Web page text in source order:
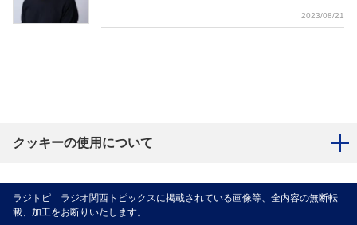
2023/08/21
クッキーの使用について
ラジトピ ラジオ関西トピックスに掲載されている画像等、全内容の無断転
載、加工をお断りいたします。